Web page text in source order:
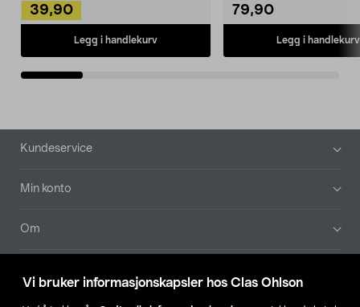
Vi bruker informasjonskapsler hos Clas Ohlson
39,90
Legg i handlekurv
79,90
Legg i handlekurv
Bunntekst
Kundeservice
Min konto
Om